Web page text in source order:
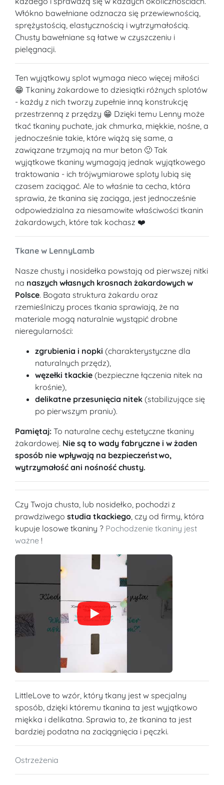
Włókno bawełniane odznacza się przewiewnością,
sprężystością, elastycznością i wytrzymałością.
Chusty bawełniane są łatwe w czyszczeniu i
pielęgnacji.
Ten wyjątkowy splot wymaga nieco więcej miłości
😁 Tkaniny żakardowe to dziesiątki różnych splotów
- każdy z nich tworzy zupełnie inną konstrukcję
przestrzenną z przędzy 😁 Dzięki temu Lenny może
tkać tkaniny puchate, jak chmurka, miękkie, nośne, a
jednocześnie takie, które wiążą się same, a
zawiązane trzymają na mur beton 🙂 Tak
wyjątkowe tkaniny wymagają jednak wyjątkowego
traktowania - ich trójwymiarowe sploty lubią się
czasem zaciągać. Ale to właśnie ta cecha, która
sprawia, że tkanina się zaciąga, jest jednocześnie
odpowiedzialna za niesamowite właściwości tkanin
żakardowych, które tak kochasz ❤️
Tkane w LennyLamb
Nasze chusty i nosidełka powstają od pierwszej nitki
na naszych własnych krosnach żakardowych w
Polsce. Bogata struktura żakardu oraz
rzemieślniczy proces tkania sprawiają, że na
materiale mogą naturalnie wystąpić drobne
nieregularności:
zgrubienia i nopki (charakterystyczne dla
naturalnych przędz),
węzełki tkackie (bezpieczne łączenia nitek na
krośnie),
delikatne przesunięcia nitek (stabilizujące się
po pierwszym praniu).
Pamiętaj: To naturalne cechy estetyczne tkaniny
żakardowej. Nie są to wady fabryczne i w żaden
sposób nie wpływają na bezpieczeństwo,
wytrzymałość ani nośność chusty.
Czy Twoja chusta, lub nosidełko, pochodzi z
prawdziwego studia tkackiego , czy od firmy, która
kupuje losowe tkaniny ? Pochodzenie tkaniny jest
ważne !
LittleLove to wzór, który tkany jest w specjalny
sposób, dzięki któremu tkanina ta jest wyjątkowo
miękka i delikatna. Sprawia to, że tkanina ta jest
bardziej podatna na zaciągnięcia i pęczki.
Ostrzeżenia